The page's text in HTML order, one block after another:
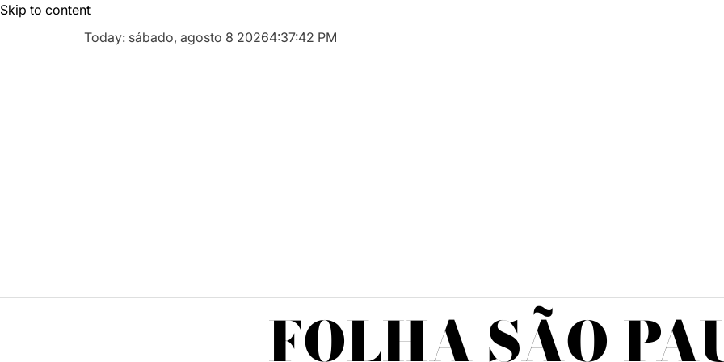
Skip to content
Today: sábado, agosto 8 20264:37:43 PM
FOLHA SÃO